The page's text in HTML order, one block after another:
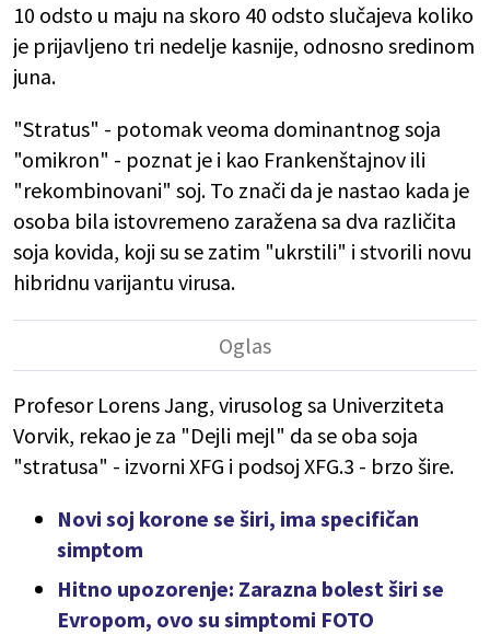
10 odsto u maju na skoro 40 odsto slučajeva koliko
je prijavljeno tri nedelje kasnije, odnosno sredinom
juna.
"Stratus" - potomak veoma dominantnog soja
"omikron" - poznat je i kao Frankenštajnov ili
"rekombinovani" soj. To znači da je nastao kada je
osoba bila istovremeno zaražena sa dva različita
soja kovida, koji su se zatim "ukrstili" i stvorili novu
hibridnu varijantu virusa.
Profesor Lorens Jang, virusolog sa Univerziteta
Vorvik, rekao je za "Dejli mejl" da se oba soja
"stratusa" - izvorni XFG i podsoj XFG.3 - brzo šire.
Novi soj korone se širi, ima specifičan
simptom
Hitno upozorenje: Zarazna bolest širi se
Evropom, ovo su simptomi FOTO